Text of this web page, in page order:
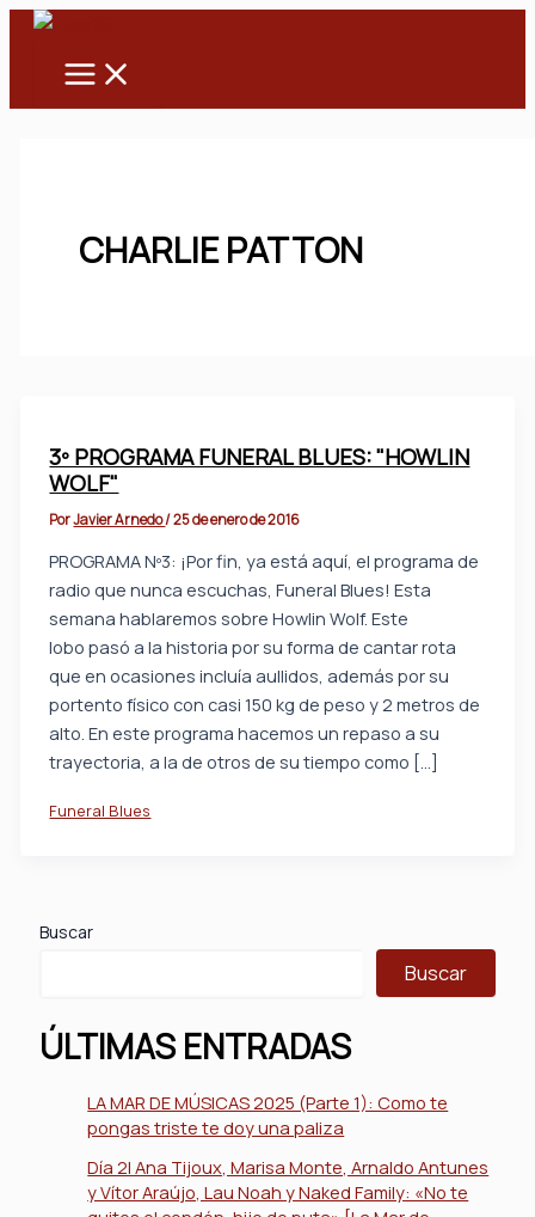
Ir
contenido
Main
CHARLIE PATTON
3º PROGRAMA FUNERAL BLUES: "HOWLIN
WOLF"
PorJavier Arnedo/25 de enero de 2016
PROGRAMA Nº3: ¡Por fin, ya está aquí, el programa de
radio que nunca escuchas, Funeral Blues! Esta
semana hablaremos sobre Howlin Wolf. Este
lobo pasó a la historia por su forma de cantar rota
que en ocasiones incluía aullidos, además por su
portento físico con casi 150 kg de peso y 2 metros de
alto. En este programa hacemos un repaso a su
trayectoria, a la de otros de su tiempo como […]
Funeral Blues
Buscar
Buscar
ÚLTIMAS ENTRADAS
LA MAR DE MÚSICAS 2025 (Parte 1): Como te
pongas triste te doy una paliza
Día 2| Ana Tijoux, Marisa Monte, Arnaldo Antunes
y Vítor Araújo, Lau Noah y Naked Family: «No te